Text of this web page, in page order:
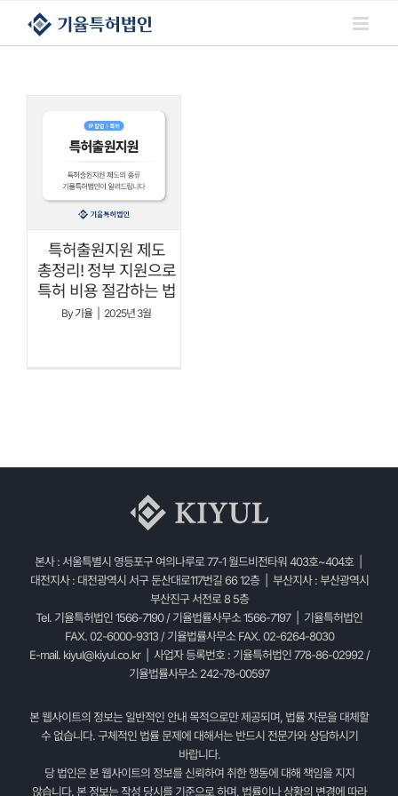
콘텐츠로
건너뛰기
특허출원지원 제도
총정리! 정부 지원으로
특허 비용 절감하는 법
By기율 2025년 3월
본사 : 서울특별시 영등포구 여의나루로 77-1 월드비전타워 403호~404호 |
대전지사 : 대전광역시 서구 둔산대로117번길 66 12층 | 부산지사 : 부산광역시
부산진구 서전로 8 5층
Tel. 기율특허법인 1566-7190 / 기율법률사무소 1566-7197 | 기율특허법인
FAX. 02-6000-9313 / 기율법률사무소 FAX. 02-6264-8030
E-mail. kiyul@kiyul.co.kr| 사업자 등록번호 : 기율특허법인 778-86-02992 /
기율법률사무소 242-78-00597
본 웹사이트의 정보는 일반적인 안내 목적으로만 제공되며, 법률 자문을 대체할
수 없습니다. 구체적인 법률 문제에 대해서는 반드시 전문가와 상담하시기
바랍니다.
당 법인은 본 웹사이트의 정보를 신뢰하여 취한 행동에 대해 책임을 지지
않습니다. 본 정보는 작성 당시를 기준으로 하며, 법률이나 상황의 변경에 따라